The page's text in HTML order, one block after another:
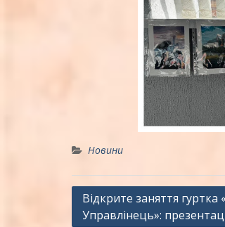
Новини
Навігація
записів
Відкрите заняття гуртка
Управлінець»: